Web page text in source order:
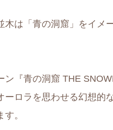
木は「青の洞窟」をイメ
『青の洞窟 THE
ロラを思わせる幻想的
。